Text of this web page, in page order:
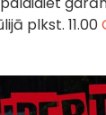
plkst. 11.00